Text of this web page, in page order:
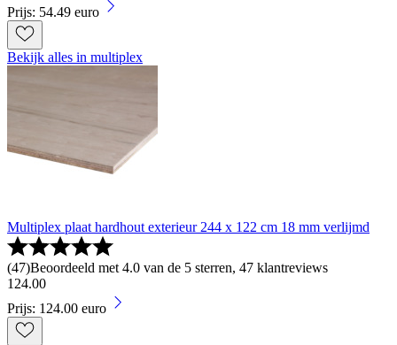
Prijs: 54.49 euro
Bekijk alles in multiplex
Multiplex plaat hardhout exterieur 244 x 122 cm 18 mm verlijmd
(47)Beoordeeld met 4.0 van de 5 sterren, 47 klantreviews
124.00
Prijs: 124.00 euro